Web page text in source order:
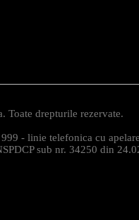
Toate drepturile rezervate.
- linie telefonica cu
sub nr. 34250 din